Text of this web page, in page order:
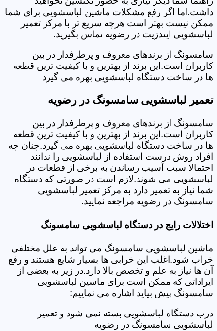
داشت.اما اگر رفع مشکلات ماشین لباسشویی برای شما
ممکن نیست بهتر است هرچه سریع تر با مرکز تعمیر
لباسشویی ایندزیت در رضویه تماس بگیرید.
سامسونگ از برندهای معروف و پرطرفدار در بین
کاربران است.این برند از بهترین و با کیفیت ترین قطعه
ها در ساخت دستگاه لباسشویی بهره می گیرد
تعمیر لباسشویی سامسونگ در رضویه
سامسونگ از برندهای معروف و پرطرفدار در بین
کاربران است.این برند از بهترین و با کیفیت ترین قطعه
ها در ساخت دستگاه لباسشویی بهره می گیرد.چنان چه
افراد روش درست استفاده از لباسشویی را ندانند
احتمالا سبب آسیب رساندن به برخی از قطعات در
لباسشویی می شوند.لازم است در صورتی که دستگاه
شما نیاز به تعمیر دارد به مرکز تعمیر لباسشویی
سامسونگ در رضویه مراجعه نمایید.
اختلالات رایج در دستگاه لباسشویی سامسونگ
ماشین لباسشویی سامسونگ می تواند به علل مختلفی
خراب شود.اغلب این خرابی ها بسیار شایع هستند و رفع
آن ها نیاز به علم و تخصص بالا دارد.در زیر به بعضی از
ایراداتی که ممکن است برای ماشین لباسشویی
سامسونگ پیش بیاید اشاره می نماییم:
درب دستگاه لباسشویی بسته نمی شود و تعمیر
لباسشویی سامسونگ در رضویه